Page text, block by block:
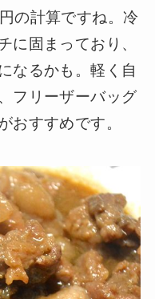
の計算ですね。冷
に固まっており、
なるかも。軽く自
フリーザーバッグ
おすすめです。